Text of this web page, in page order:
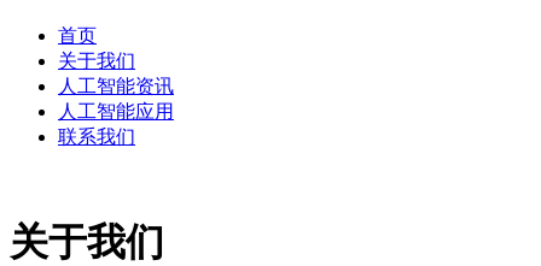
首页
关于我们
人工智能资讯
人工智能应用
联系我们
关于我们